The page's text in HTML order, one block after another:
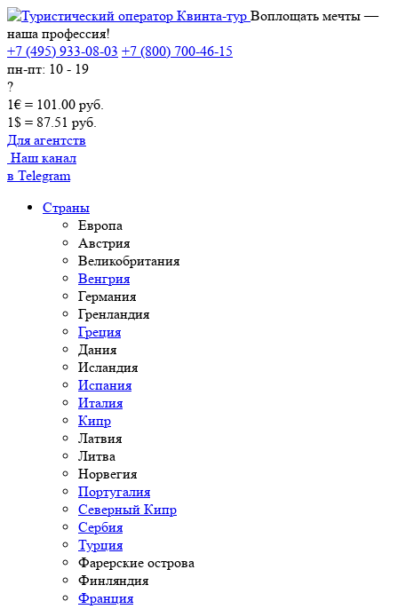
Воплощать мечты —
наша профессия!
+7 (495) 933-08-03 +7 (800) 700-46-15
пн-пт: 10 - 19
?
1€ = 101.00 руб.
1$ = 87.51 руб.
Для агентств
Наш канал
в Telegram
Страны
Европа
Австрия
Великобритания
Венгрия
Германия
Гренландия
Греция
Дания
Исландия
Испания
Италия
Кипр
Латвия
Литва
Норвегия
Португалия
Северный Кипр
Сербия
Турция
Фарерские острова
Финляндия
Франция